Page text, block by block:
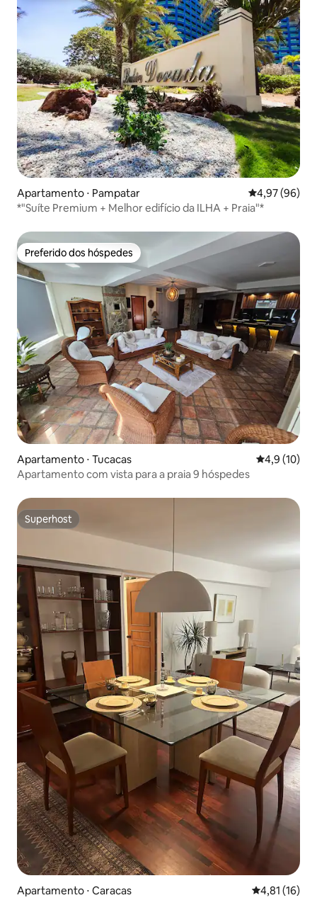
Apartamento ⋅ Pampatar 4,97 de uma
4,97 (96)
*"Suíte Premium + Melhor edifício da ILHA + Praia"*
Preferido dos hóspedes
Preferido dos hóspedes
Apartamento ⋅ Tucacas 4,9 de uma
4,9 (10)
Apartamento com vista para a praia 9 hóspedes
Superhost
Superhost
Apartamento ⋅ Caracas 4,81 de uma
4,81 (16)